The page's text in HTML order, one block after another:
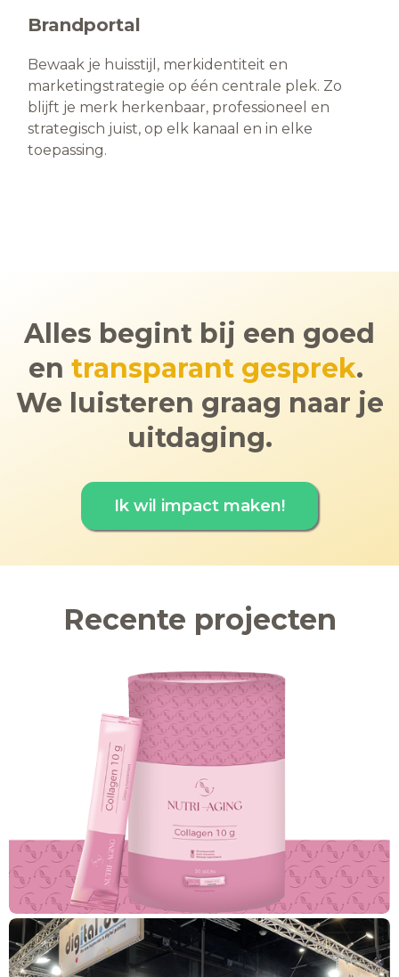
Brandportal
Bewaak je huisstijl, merkidentiteit en
marketingstrategie op één centrale plek. Zo
blijft je merk herkenbaar, professioneel en
strategisch juist, op elk kanaal en in elke
toepassing.
Alles begint bij een goed
en transparant gesprek.
We luisteren graag naar je
uitdaging.
Ik wil impact maken!
Recente projecten